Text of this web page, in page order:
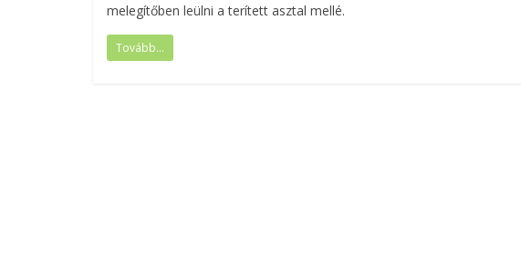
melegítőben leülni a terített asztal mellé.
Tovább...